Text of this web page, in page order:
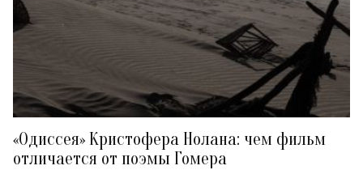
«Одиссея» Кристофера Нолана: чем фильм
отличается от поэмы Гомера